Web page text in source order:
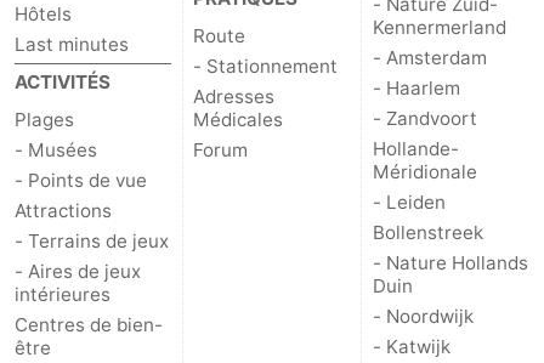
Hôtels
Last minutes
ACTIVITÉS
Plages
- Musées
- Points de vue
Attractions
- Terrains de jeux
- Aires de jeux
intérieures
Centres de bien-
être
Route
- Stationnement
Adresses
Médicales
Forum
- Nature Zuid-
Kennermerland
- Amsterdam
- Haarlem
- Zandvoort
Hollande-
Méridionale
- Leiden
Bollenstreek
- Nature Hollands
Duin
- Noordwijk
- Katwijk